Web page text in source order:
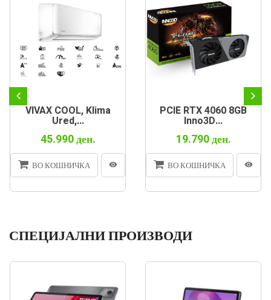
VIVAX COOL, Klima
Ured,...
45.990 ден.
ВО КОШНИЧКА
PCIE RTX 4060 8GB
Inno3D...
19.790 ден.
ВО КОШНИЧКА
СПЕЦИЈАЛНИ ПРОИЗВОДИ